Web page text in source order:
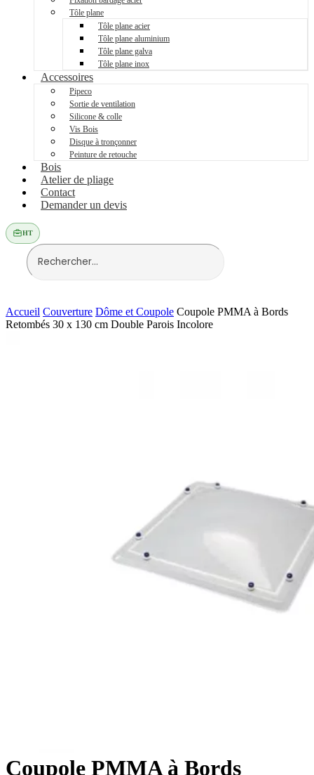
Tôle plane
Tôle plane acier
Tôle plane aluminium
Tôle plane galva
Tôle plane inox
Accessoires
Pipeco
Sortie de ventilation
Silicone & colle
Vis Bois
Disque à tronçonner
Peinture de retouche
Bois
Atelier de pliage
Contact
Demander un devis
HT
Accueil Couverture Dôme et Coupole Coupole PMMA à Bords
Retombés 30 x 130 cm Double Parois Incolore
Coupole PMMA à Bords